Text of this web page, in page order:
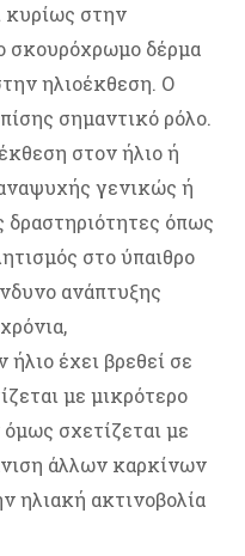
κυρίως στην
σκουρόχρωμο δέρμα
ηλιοέκθεση. Ο
σημαντικό ρόλο.
στον ήλιο ή
γενικώς ή
όπως
στο ύπαιθρο
ανάπτυξης
έχει βρεθεί σε
με μικρότερο
σχετίζεται με
άλλων καρκίνων
ηλιακή ακτινοβολία